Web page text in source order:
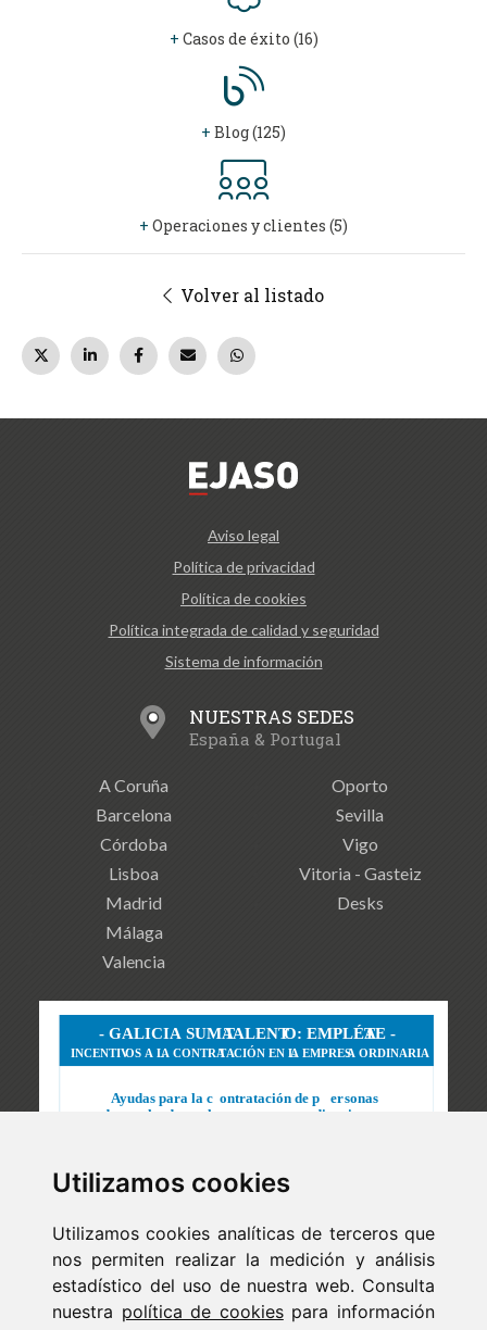
Utilizamos cookies
Utilizamos cookies analíticas de terceros que
nos permiten realizar la medición y análisis
estadístico del uso de nuestra web. Consulta
nuestra política de cookiespara información
+ Casos de éxito (16)
+ Blog (125)
+ Operaciones y clientes (5)
Volver al listado
Aviso legal
Política de privacidad
Política de cookies
Política integrada de calidad y seguridad
Sistema de información
NUESTRAS SEDES
España & Portugal
A Coruña
Barcelona
Córdoba
Lisboa
Madrid
Málaga
Valencia
Oporto
Sevilla
Vigo
Vitoria - Gasteiz
Desks